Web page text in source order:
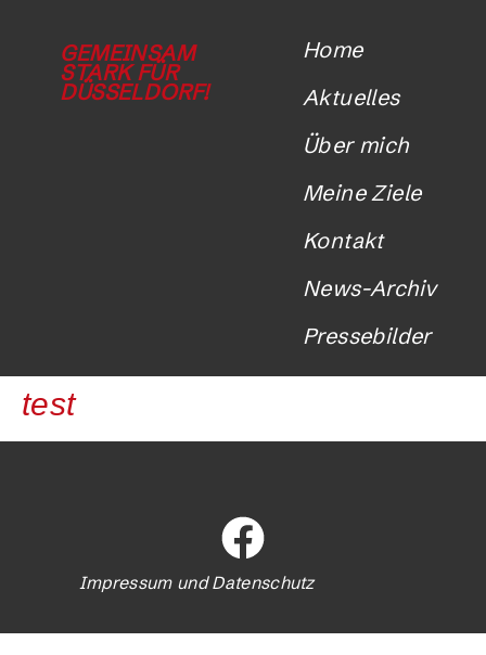
GEMEINSAM
STARK FÜR
DÜSSELDORF!
Home
Aktuelles
Über mich
Meine Ziele
Kontakt
News-Archiv
Pressebilder
test
Impressum und Datenschutz